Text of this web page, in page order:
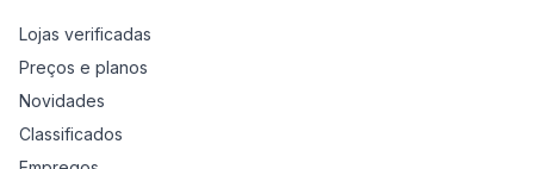
Lojas verificadas
Preços e planos
Novidades
Classificados